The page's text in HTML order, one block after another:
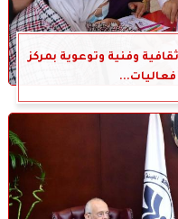
وفنية وتوعوية بمركز
فعاليات...